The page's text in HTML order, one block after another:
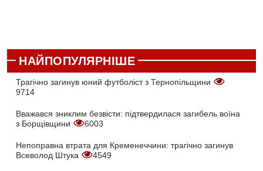
НАЙПОПУЛЯРНІШЕ
Трагічно загинув юний футболіст з Тернопільщини
9714
Вважався зниклим безвісти: підтвердилася загибель воїна
з Борщівщини
6003
Непоправна втрата для Кременеччини: трагічно загинув
Всеволод Штука
4549